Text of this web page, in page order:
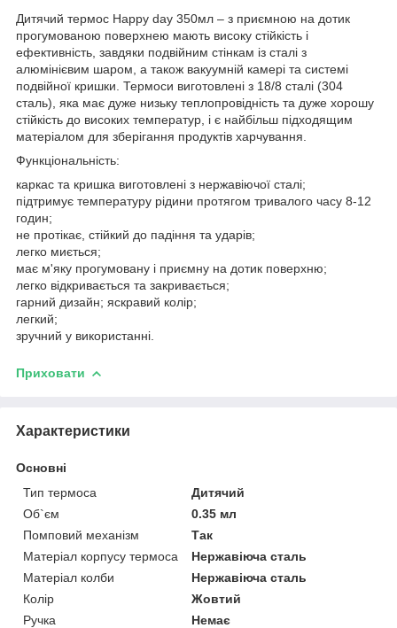
Дитячий термос Happy day 350мл – з приємною на дотик
прогумованою поверхнею мають високу стійкість і
ефективність, завдяки подвійним стінкам із сталі з
алюмінієвим шаром, а також вакуумній камері та системі
подвійної кришки. Термоси виготовлені з 18/8 сталі (304
сталь), яка має дуже низьку теплопровідність та дуже хорошу
стійкість до високих температур, і є найбільш підходящим
матеріалом для зберігання продуктів харчування.
Функціональність:
каркас та кришка виготовлені з нержавіючої сталі;
підтримує температуру рідини протягом тривалого часу 8-12
годин;
не протікає, стійкий до падіння та ударів;
легко миється;
має м'яку прогумовану і приємну на дотик поверхню;
легко відкривається та закривається;
гарний дизайн; яскравий колір;
легкий;
зручний у використанні.
Приховати
Характеристики
Основні
Тип термоса
Дитячий
Об`єм
0.35 мл
Помповий механізм
Так
Матеріал корпусу термоса
Нержавіюча сталь
Матеріал колби
Нержавіюча сталь
Колір
Жовтий
Ручка
Немає